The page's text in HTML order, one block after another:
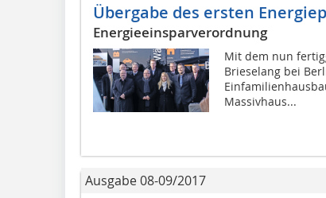
Übergabe des ersten
Energieeinsparverordnung
Mit dem nun
Brieselang bei
Massivhaus...
Ausgabe 08-09/2017